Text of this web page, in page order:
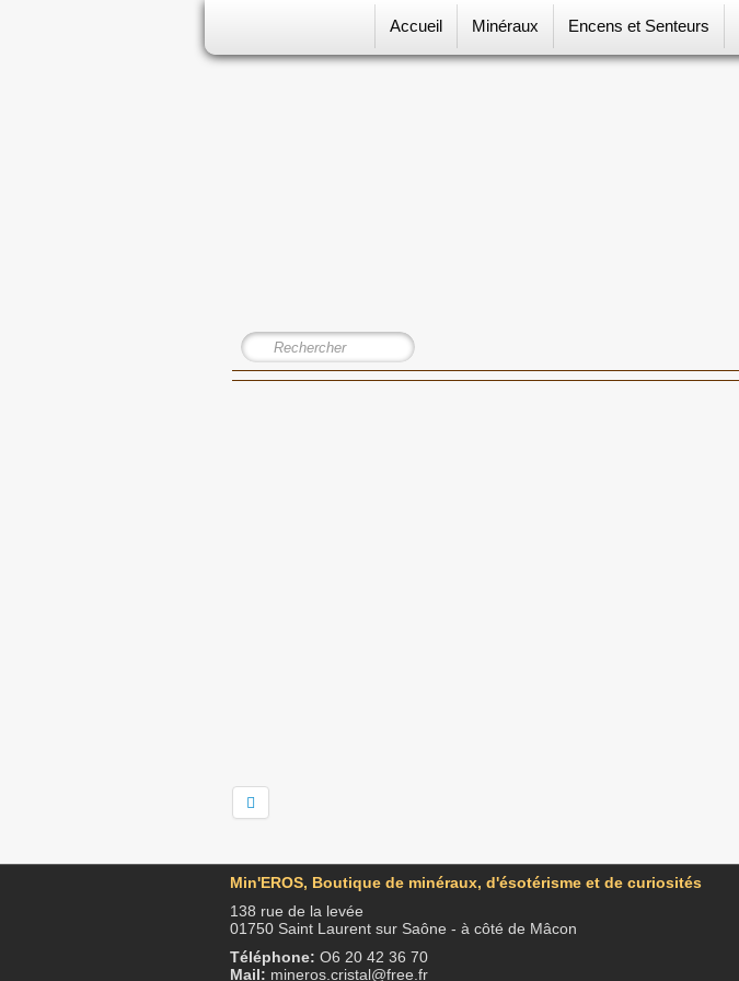
Accueil Minéraux Encens et Senteurs
Min'EROS, Boutique de minéraux, d'ésotérisme et de curiosités
138 rue de la levée
01750 Saint Laurent sur Saône - à côté de Mâcon
Téléphone: O6 20 42 36 70
Mail: mineros.cristal@free.fr